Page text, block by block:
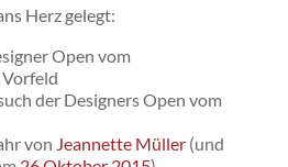
Herz gelegt:
Open vom
der Designers Open vom
von Jeannette Müller (und